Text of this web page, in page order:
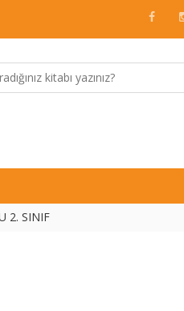
2. SINIF